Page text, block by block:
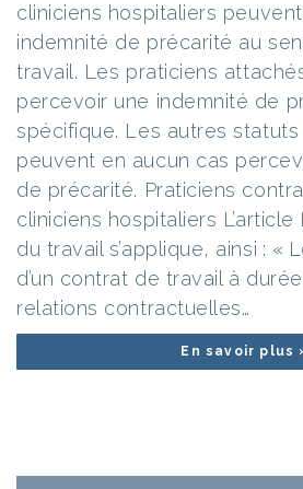
cliniciens hospitaliers
indemnité de précarité au
travail. Les praticiens
percevoir une indemnité de
spécifique. Les autres statuts
peuvent en aucun cas
de précarité. Praticiens
cliniciens hospitaliers L’article
du travail s’applique, ainsi : «
d’un contrat de travail à
relations contractuelles…
En savoir plus